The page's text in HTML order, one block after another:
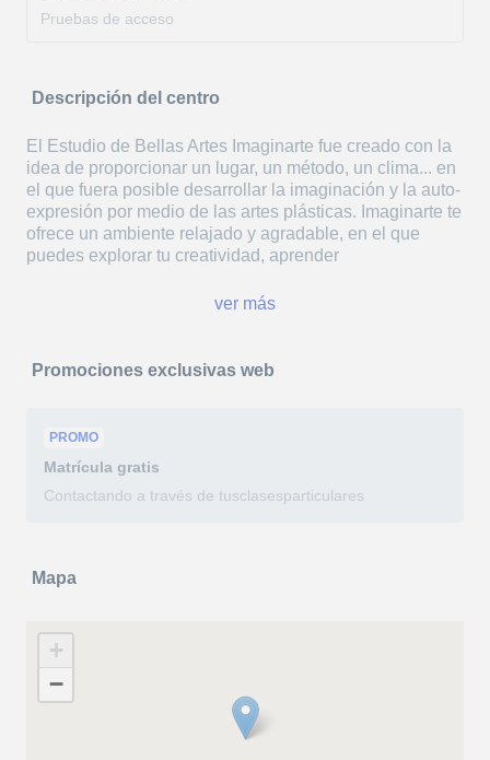
Pruebas de acceso
Descripción del centro
El Estudio de Bellas Artes Imaginarte fue creado con la
idea de proporcionar un lugar, un método, un clima... en
el que fuera posible desarrollar la imaginación y la auto-
expresión por medio de las artes plásticas. Imaginarte te
ofrece un ambiente relajado y agradable, en el que
puedes explorar tu creatividad, aprender
ver más
Promociones exclusivas web
PROMO
Matrícula gratis
Contactando a través de tusclasesparticulares
Mapa
+
−